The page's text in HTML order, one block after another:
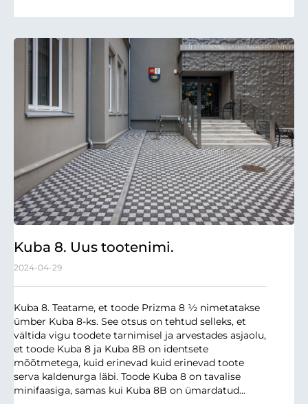
Kuba 8. Uus tootenimi.
2024-04-29
Kuba 8. Teatame, et toode Prizma 8 ½ nimetatakse
ümber Kuba 8-ks. See otsus on tehtud selleks, et
vältida vigu toodete tarnimisel ja arvestades asjaolu,
et toode Kuba 8 ja Kuba 8B on identsete
mõõtmetega, kuid erinevad kuid erinevad toote
serva kaldenurga läbi. Toode Kuba 8 on tavalise
minifaasiga, samas kui Kuba 8B on ümardatud...